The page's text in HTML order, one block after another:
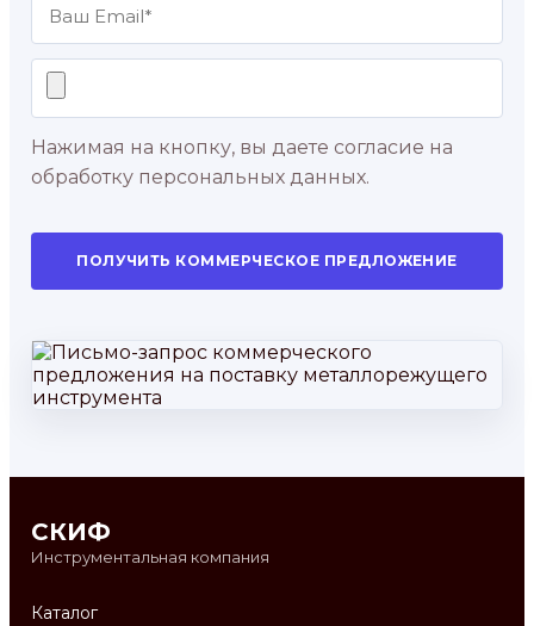
Нажимая на кнопку, вы даете согласие на
обработку персональных данных.
ПОЛУЧИТЬ КОММЕРЧЕСКОЕ ПРЕДЛОЖЕНИЕ
СКИФ
Инструментальная компания
Каталог